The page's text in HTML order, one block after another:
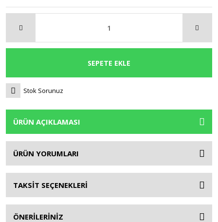
SEPETE EKLE
Stok Sorunuz
ÜRÜN AÇIKLAMASI
ÜRÜN YORUMLARI
TAKSİT SEÇENEKLERİ
ÖNERİLERİNİZ